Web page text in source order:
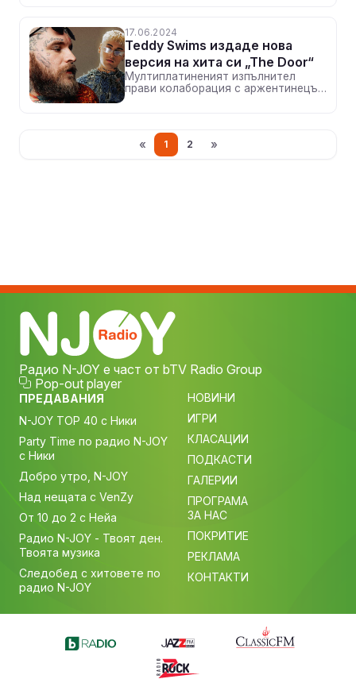
17.06.2024
Teddy Swims издаде нова
версия на хита си „The Door“
Мултиплатиненият изпълнител
прави колаборация с аржентинецът
« 1 2 »
Радио N-JOY е част от bTV Radio Group
Pop-out player
ПРЕДАВАНИЯ
N-JOY TOP 40 с Ники
Party Time по радио N-JOY
с Ники
Добро утро, N-JOY
Над нещата с VenZy
От 10 до 2 с Нейа
Радио N-JOY - Твоят ден.
Твоята музика
Следобед с хитовете по
радио N-JOY
НОВИНИ
ИГРИ
КЛАСАЦИИ
ПОДКАСТИ
ГАЛЕРИИ
ПРОГРАМА
ЗА НАС
ПОКРИТИЕ
РЕКЛАМА
КОНТАКТИ